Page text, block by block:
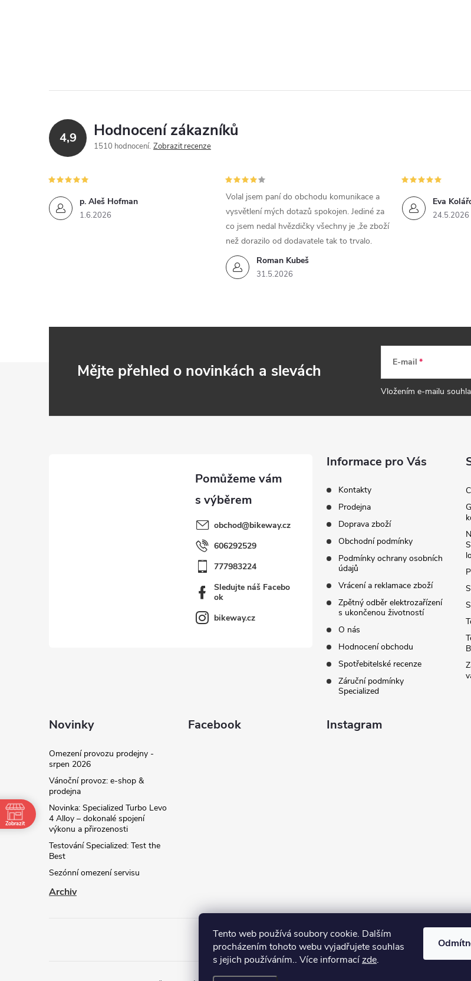
Tento web používá soubory cookie. Dalším
procházením tohoto webu vyjadřujete souhlas
s jejich používáním.. Více informacízde.
ů
d
a
c
í
p
4,9 Hodnocení zákazníků
1510 hodnocení Zobrazit recenze
p. Aleš Hofman
1.6.2026
Roman Kubeš
31.5.2026
Volal jsem paní do obchodu komunikace a
vysvětlení mých dotazů spokojen. Jediné za
co jsem nedal hvězdičky všechny je ,že zboží
než dorazilo od dodavatele tak to trvalo.
Eva
24.5.2026
Mějte přehled o novinkách a slevách E-mail
Vložením e-mailu
obchod@bikeway.cz
606292529
777983224
Sledujte náš Facebo
ok
bikeway.cz
Informace pro Vás
Kontakty
Prodejna
Doprava zboží
Obchodní podmínky
Podmínky ochrany osobních
údajů
Vrácení a reklamace zboží
Zpětný odběr elektrozařízení
s ukončenou životností
O nás
Hodnocení obchodu
Spotřebitelské recenze
Záruční podmínky
Specialized
Novinky
Omezení provozu prodejny -
srpen 2026
Vánoční provoz: e‑shop &
prodejna
Novinka: Specialized Turbo Levo
4 Alloy – dokonalé spojení
výkonu a přirozenosti
Testování Specialized: Test the
Best
Sezónní omezení servisu
Archiv
Facebook Instagram
Zobrazit